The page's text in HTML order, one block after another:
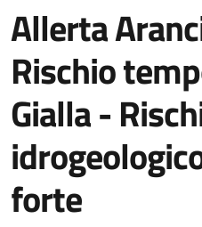
Allerta
Rischio
Gialla -
forte